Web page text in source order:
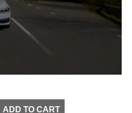
ADD TO CART